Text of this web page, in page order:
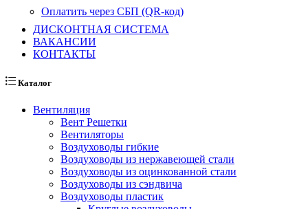
Оплатить через СБП (QR-код)
ДИСКОНТНАЯ СИСТЕМА
ВАКАНСИИ
КОНТАКТЫ
Каталог
Вентиляция
Вент Решетки
Вентиляторы
Воздуховоды гибкие
Воздуховоды из нержавеющей стали
Воздуховоды из оцинкованной стали
Воздуховоды из сэндвича
Воздуховоды пластик